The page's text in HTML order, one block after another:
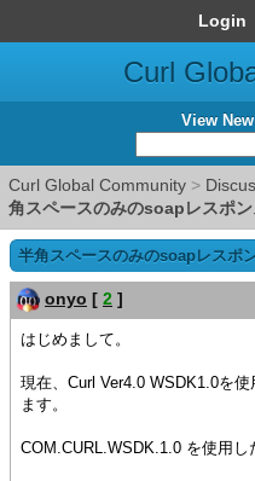
Login
Curl
View
Curl Global Community >
角スペースのみのsoapレスポ
半角スペースのみのsoapレスポ
onyo [ 2 ]
はじめまして。
現在、Curl Ver4.0 WSDK1.0を
ます。
COM.CURL.WSDK.1.0 を使用し